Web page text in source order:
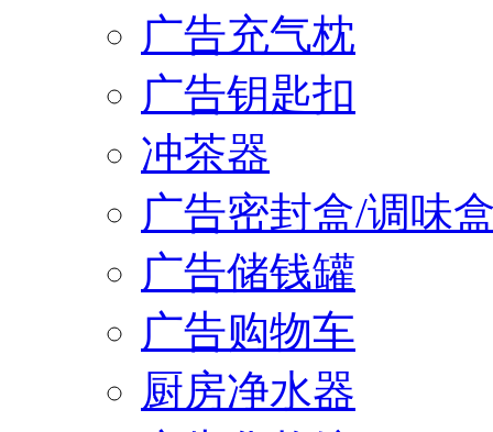
广告充气枕
广告钥匙扣
冲茶器
广告密封盒/调味
广告储钱罐
广告购物车
厨房净水器